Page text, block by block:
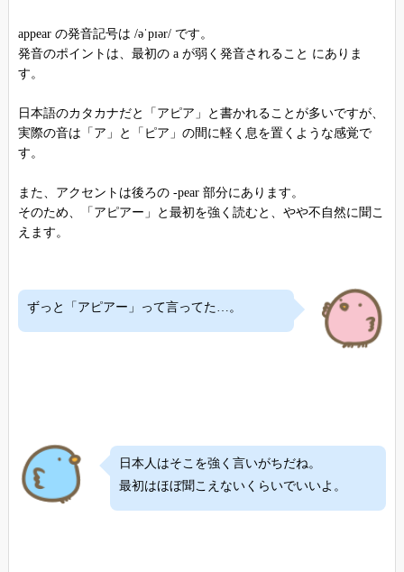
appear の発音記号は /əˈpɪər/ です。
発音のポイントは、最初の a が弱く発音されること にありま
す。
日本語のカタカナだと「アピア」と書かれることが多いですが、
実際の音は「ア」と「ピア」の間に軽く息を置くような感覚で
す。
また、アクセントは後ろの -pear 部分にあります。
そのため、「アピアー」と最初を強く読むと、やや不自然に聞こ
えます。
ずっと「アピアー」って言ってた…。
日本人はそこを強く言いがちだね。
最初はほぼ聞こえないくらいでいいよ。